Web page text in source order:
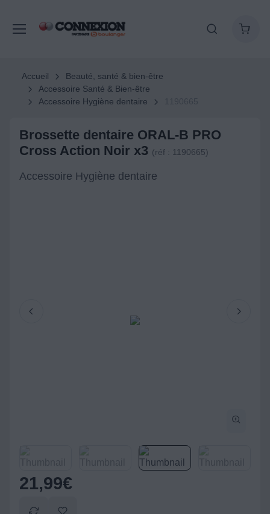
Accueil
Beauté, santé & bien-être
Accessoire Santé & Bien-être
Accessoire Hygiène dentaire
Brossette dentaire ORAL-B PRO
Cross Action Noir x3 (réf : 1190665)
Accessoire Hygiène dentaire
21,99€